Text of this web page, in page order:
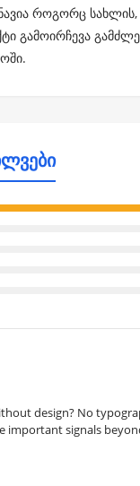
როგორც
გამოირჩევა
design? No
important signals